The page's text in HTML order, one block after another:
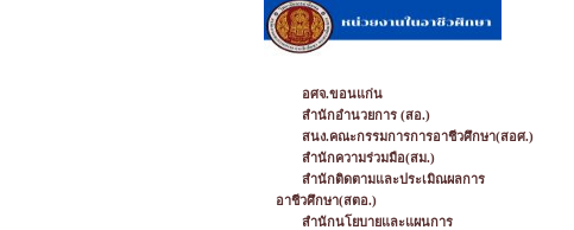
อศจ.ขอนแก่น
สำนักอำนวยการ (สอ.)
สนง.คณะกรรมการการอาชีวศึกษา(สอศ.)
สำนักความร่วมมือ(สม.)
สำนักติดตามและประเมิณผลการ
อาชีวศึกษา(สตอ.)
สำนักนโยบายและแผนการ